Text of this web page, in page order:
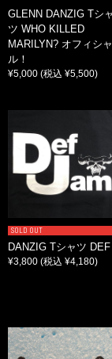
GLENN DANZIG Tシャ
ツ WHO KILLED
MARILYN? オフィシャ
ル！
¥5,000 (税込 ¥5,500)
SOLD OUT
DANZIG Tシャツ DEF
¥3,800 (税込 ¥4,180)